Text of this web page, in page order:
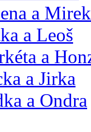
a Mirek
a Leoš
a
a Jirka
a Ondra